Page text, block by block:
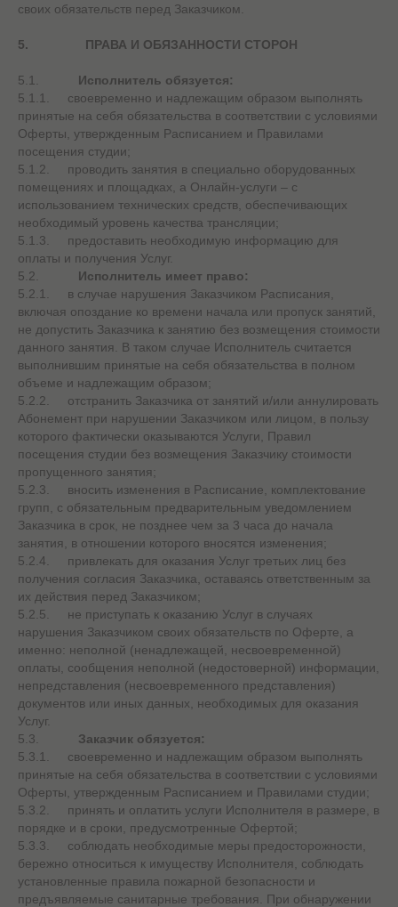
своих обязательств перед Заказчиком.
5. ПРАВА И ОБЯЗАННОСТИ СТОРОН
5.1. Исполнитель обязуется:
5.1.1. своевременно и надлежащим образом выполнять
принятые на себя обязательства в соответствии с условиями
Оферты, утвержденным Расписанием и Правилами
посещения студии;
5.1.2. проводить занятия в специально оборудованных
помещениях и площадках, а Онлайн-услуги – с
использованием технических средств, обеспечивающих
необходимый уровень качества трансляции;
5.1.3. предоставить необходимую информацию для
оплаты и получения Услуг.
5.2. Исполнитель имеет право:
5.2.1. в случае нарушения Заказчиком Расписания,
включая опоздание ко времени начала или пропуск занятий,
не допустить Заказчика к занятию без возмещения стоимости
данного занятия. В таком случае Исполнитель считается
выполнившим принятые на себя обязательства в полном
объеме и надлежащим образом;
5.2.2. отстранить Заказчика от занятий и/или аннулировать
Абонемент при нарушении Заказчиком или лицом, в пользу
которого фактически оказываются Услуги, Правил
посещения студии без возмещения Заказчику стоимости
пропущенного занятия;
5.2.3. вносить изменения в Расписание, комплектование
групп, с обязательным предварительным уведомлением
Заказчика в срок, не позднее чем за 3 часа до начала
занятия, в отношении которого вносятся изменения;
5.2.4. привлекать для оказания Услуг третьих лиц без
получения согласия Заказчика, оставаясь ответственным за
их действия перед Заказчиком;
5.2.5. не приступать к оказанию Услуг в случаях
нарушения Заказчиком своих обязательств по Оферте, а
именно: неполной (ненадлежащей, несвоевременной)
оплаты, сообщения неполной (недостоверной) информации,
непредставления (несвоевременного представления)
документов или иных данных, необходимых для оказания
Услуг.
5.3. Заказчик обязуется:
5.3.1. своевременно и надлежащим образом выполнять
принятые на себя обязательства в соответствии с условиями
Оферты, утвержденным Расписанием и Правилами студии;
5.3.2. принять и оплатить услуги Исполнителя в размере, в
порядке и в сроки, предусмотренные Офертой;
5.3.3. соблюдать необходимые меры предосторожности,
бережно относиться к имуществу Исполнителя, соблюдать
установленные правила пожарной безопасности и
предъявляемые санитарные требования. При обнаружении